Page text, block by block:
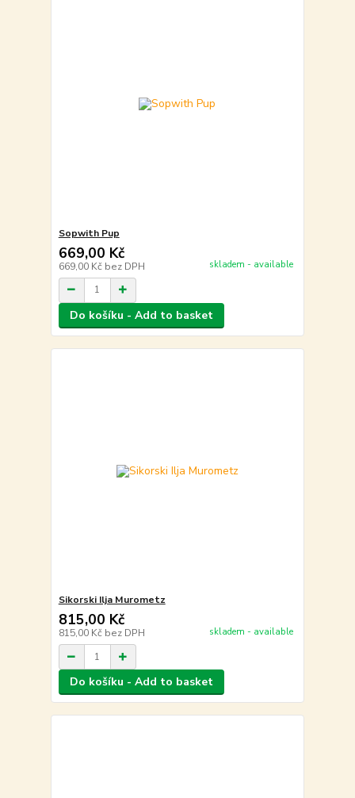
Sopwith Pup
669,00 Kč
669,00 Kč bez DPH skladem - available
Do košíku - Add to basket
Sikorski Ilja Murometz
815,00 Kč
815,00 Kč bez DPH skladem - available
Do košíku - Add to basket